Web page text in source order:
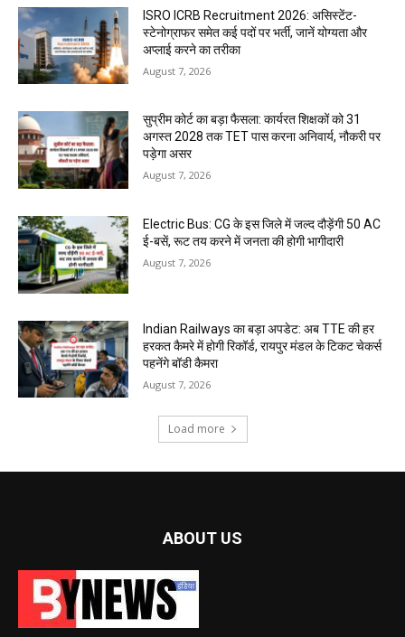
ISRO ICRB Recruitment 2026: असिस्टेंट-
स्टेनोग्राफर समेत कई पदों पर भर्ती, जानें योग्यता और
अप्लाई करने का तरीका
August 7, 2026
सुप्रीम कोर्ट का बड़ा फैसला: कार्यरत शिक्षकों को 31
अगस्त 2028 तक TET पास करना अनिवार्य, नौकरी पर
पड़ेगा असर
August 7, 2026
Electric Bus: CG के इस जिले में जल्द दौड़ेंगी 50 AC
ई-बसें, रूट तय करने में जनता की होगी भागीदारी
August 7, 2026
Indian Railways का बड़ा अपडेट: अब TTE की हर
हरकत कैमरे में होगी रिकॉर्ड, रायपुर मंडल के टिकट चेकर्स
पहनेंगे बॉडी कैमरा
August 7, 2026
Load more
ABOUT US